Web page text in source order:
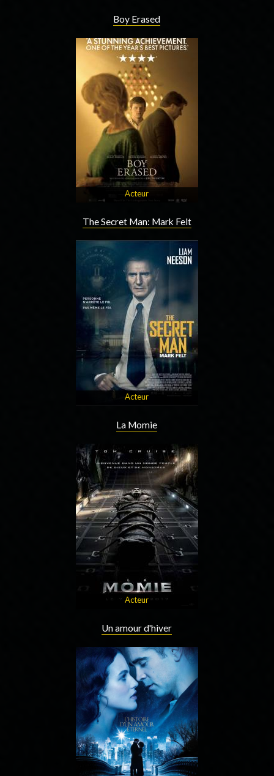
Boy Erased
Acteur
The Secret Man: Mark Felt
Acteur
La Momie
Acteur
Un amour d'hiver